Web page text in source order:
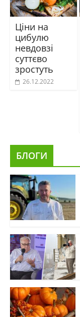
Ціни на
цибулю
невдовзі
суттєво
зростуть
26.12.2022
БЛОГИ